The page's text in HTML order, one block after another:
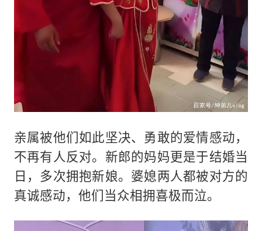
亲属被他们如此坚决、勇敢的爱情感动，
不再有人反对。新郎的妈妈更是于结婚当
日，多次拥抱新娘。婆媳两人都被对方的
真诚感动，他们当众相拥喜极而泣。